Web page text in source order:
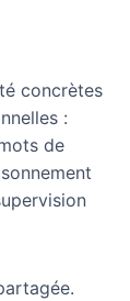
concrètes
:
de